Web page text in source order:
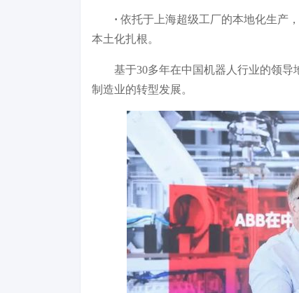
· 依托于上海超级工厂的本地化生产
本土化扎根。
基于30多年在中国机器人行业的领
制造业的转型发展。